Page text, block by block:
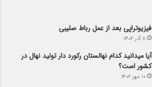
فیزیوتراپی بعد از عمل رباط صلیبی
۸ آذر ۱۴۰۲
آیا می­دانید کدام نهالستان رکورد دار تولید نهال­ در
کشور است؟
۱۰ مهر ۱۴۰۲